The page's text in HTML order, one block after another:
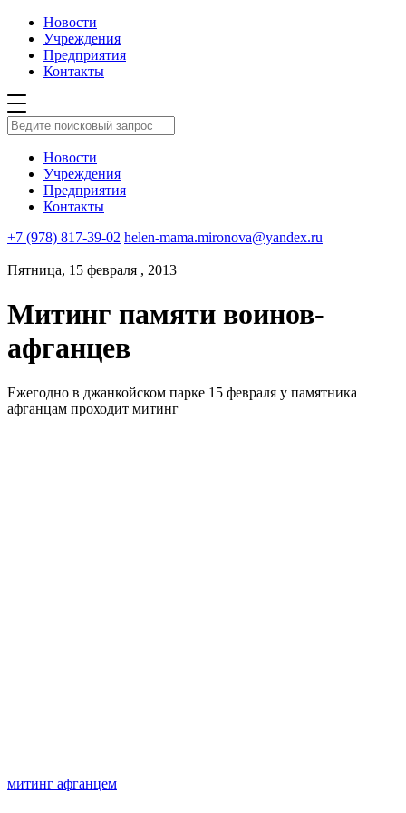
Новости
Учреждения
Предприятия
Контакты
Новости
Учреждения
Предприятия
Контакты
+7 (978) 817-39-02 helen-mama.mironova@yandex.ru
Пятница, 15 февраля , 2013
Митинг памяти воинов-
афганцев
Ежегодно в джанкойском парке 15 февраля у памятника
афганцам проходит митинг
митинг афганцем